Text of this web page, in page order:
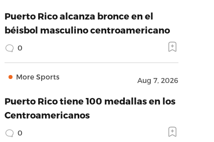
Puerto Rico alcanza bronce en el
béisbol masculino centroamericano
0
More Sports Aug 7, 2026
Puerto Rico tiene 100 medallas en los
Centroamericanos
0